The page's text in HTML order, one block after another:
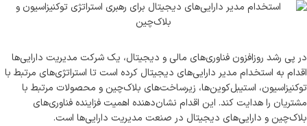
در پی رشد روزافزون فناوری‌های مالی و دیجیتال، یک شرکت مدیریت دارایی‌ها
اقدام به استخدام مدیر دارایی‌های دیجیتال کرده است تا استراتژی‌های مرتبط با
توکنیزاسیون، استیبل‌کوین‌ها، زیرساخت‌های بلاک‌چین و محصولات مرتبط با
مشتریان را هدایت کند. این اقدام نشان‌دهنده اهمیت فزاینده فناوری‌های
بلاک‌چین و دارایی‌های دیجیتال در صنعت مدیریت دارایی‌ها است.